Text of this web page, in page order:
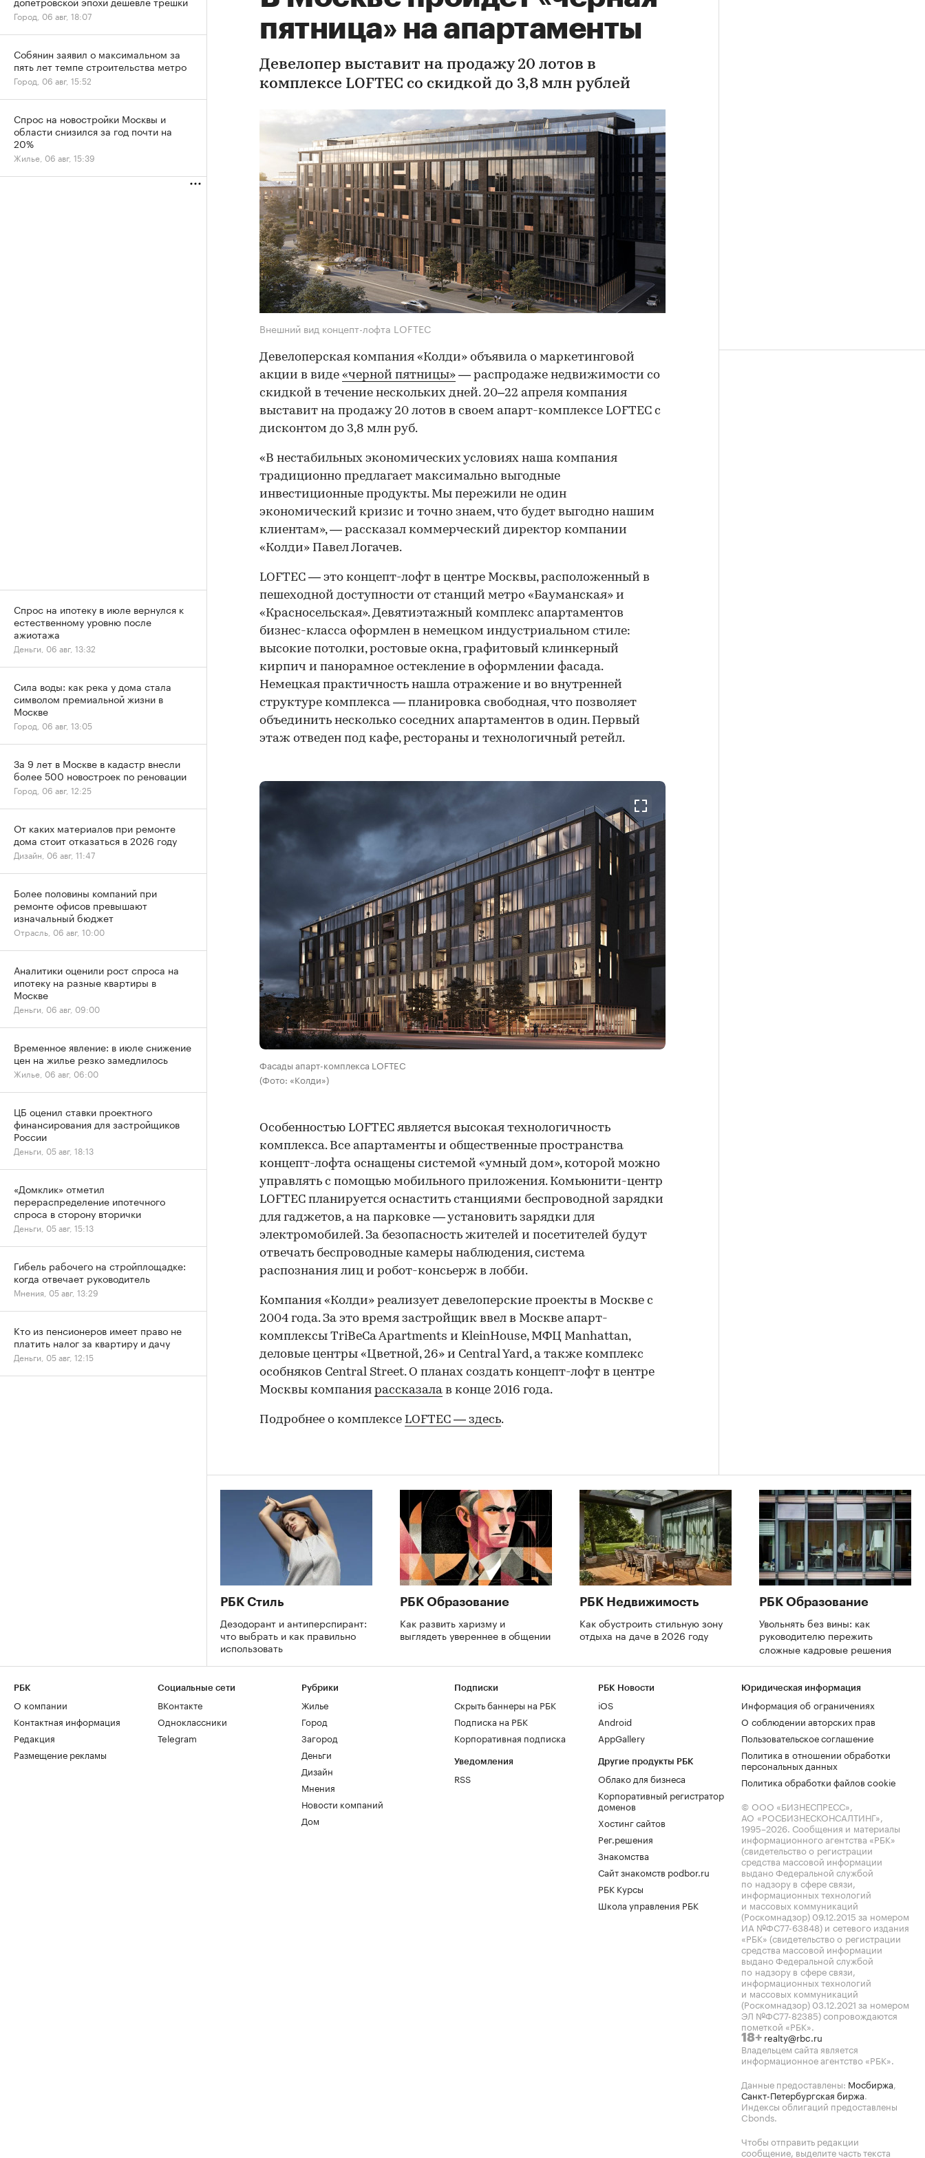
пятница» на апартаменты
Девелопер выставит на продажу 20 лотов в
комплексе LOFTEC со скидкой до 3,8 млн рублей
Внешний вид концепт-лофта LOFTEC
Девелоперская компания «Колди» объявила о маркетинговой
акции в виде «черной пятницы» — распродаже недвижимости со
скидкой в течение нескольких дней. 20–22 апреля компания
выставит на продажу 20 лотов в своем апарт-комплексе LOFTEC с
дисконтом до 3,8 млн руб.
«В нестабильных экономических условиях наша компания
традиционно предлагает максимально выгодные
инвестиционные продукты. Мы пережили не один
экономический кризис и точно знаем, что будет выгодно нашим
клиентам», — рассказал коммерческий директор компании
«Колди» Павел Логачев.
LOFTEC — это концепт-лофт в центре Москвы, расположенный в
пешеходной доступности от станций метро «Бауманская» и
«Красносельская». Девятиэтажный комплекс апартаментов
бизнес-класса оформлен в немецком индустриальном стиле:
высокие потолки, ростовые окна, графитовый клинкерный
кирпич и панорамное остекление в оформлении фасада.
Немецкая практичность нашла отражение и во внутренней
структуре комплекса — планировка свободная, что позволяет
объединить несколько соседних апартаментов в один. Первый
этаж отведен под кафе, рестораны и технологичный ретейл.
Фасады апарт-комплекса LOFTEC
(Фото: «Колди»)
Особенностью LOFTEC является высокая технологичность
комплекса. Все апартаменты и общественные пространства
концепт-лофта оснащены системой «умный дом», которой можно
управлять с помощью мобильного приложения. Комьюнити-центр
LOFTEC планируется оснастить станциями беспроводной зарядки
для гаджетов, а на парковке — установить зарядки для
электромобилей. За безопасность жителей и посетителей будут
отвечать беспроводные камеры наблюдения, система
распознания лиц и робот-консьерж в лобби.
Компания «Колди» реализует девелоперские проекты в Москве с
2004 года. За это время застройщик ввел в Москве апарт-
комплексы TriBeCa Apartments и KleinHouse, МФЦ Manhattan,
деловые центры «Цветной, 26» и Central Yard, а также комплекс
особняков Central Street. О планах создать концепт-лофт в центре
Москвы компания рассказала в конце 2016 года.
Подробнее о комплексе LOFTEС — здесь.
РБК Стиль
Дезодорант и антиперспирант:
что выбрать и как правильно
использовать
РБК Образование
Как развить харизму и
выглядеть увереннее в общении
РБК Недвижимость
Как обустроить стильную зону
отдыха на даче в 2026 году
РБК Образование
Увольнять без вины: как
руководителю пережить
сложные кадровые решения
Город, 06 авг, 18:07
Собянин заявил о максимальном за
пять лет темпе строительства метро
Город, 06 авг, 15:52
Спрос на новостройки Москвы и
области снизился за год почти на
20%
Жилье, 06 авг, 15:39
Спрос на ипотеку в июле вернулся к
естественному уровню после
ажиотажа
Деньги, 06 авг, 13:32
Сила воды: как река у дома стала
символом премиальной жизни в
Москве
Город, 06 авг, 13:05
За 9 лет в Москве в кадастр внесли
более 500 новостроек по реновации
Город, 06 авг, 12:25
От каких материалов при ремонте
дома стоит отказаться в 2026 году
Дизайн, 06 авг, 11:47
Более половины компаний при
ремонте офисов превышают
изначальный бюджет
Отрасль, 06 авг, 10:00
Аналитики оценили рост спроса на
ипотеку на разные квартиры в
Москве
Деньги, 06 авг, 09:00
Временное явление: в июле снижение
цен на жилье резко замедлилось
Жилье, 06 авг, 06:00
ЦБ оценил ставки проектного
финансирования для застройщиков
России
Деньги, 05 авг, 18:13
«Домклик» отметил
перераспределение ипотечного
спроса в сторону вторички
Деньги, 05 авг, 15:13
Гибель рабочего на стройплощадке:
когда отвечает руководитель
Мнения, 05 авг, 13:29
Кто из пенсионеров имеет право не
платить налог за квартиру и дачу
Деньги, 05 авг, 12:15
РБК
О компании
Контактная информация
Редакция
Размещение рекламы
Социальные сети
ВКонтакте
Одноклассники
Telegram
Рубрики
Жилье
Город
Загород
Деньги
Дизайн
Мнения
Новости компаний
Дом
Подписки
Скрыть баннеры на РБК
Подписка на РБК
Корпоративная подписка
Уведомления
RSS
РБК Новости
iOS
Android
AppGallery
Другие продукты РБК
Облако для бизнеса
Корпоративный регистратор
доменов
Хостинг сайтов
Рег.решения
Знакомства
Сайт знакомств podbor.ru
РБК Курсы
Школа управления РБК
Юридическая информация
Информация об ограничениях
О соблюдении авторских прав
Пользовательское соглашение
Политика в отношении обработки
персональных данных
Политика обработки файлов cookie
© ООО «БИЗНЕСПРЕСС»,
АО «РОСБИЗНЕСКОНСАЛТИНГ»,
1995–2026. Сообщения и материалы
информационного агентства «РБК»
(свидетельство о регистрации
средства массовой информации
выдано Федеральной службой
по надзору в сфере связи,
информационных технологий
и массовых коммуникаций
(Роскомнадзор) 09.12.2015 за номером
ИА №ФС77-63848) и сетевого издания
«РБК» (свидетельство о регистрации
средства массовой информации
выдано Федеральной службой
по надзору в сфере связи,
информационных технологий
и массовых коммуникаций
(Роскомнадзор) 03.12.2021 за номером
ЭЛ №ФС77-82385) сопровождаются
пометкой «РБК».
18+ realty@rbc.ru
Владельцем сайта является
информационное агентство «РБК».
Данные предоставлены: Мосбиржа,
Санкт-Петербургская биржа.
Индексы облигаций предоставлены
Cbonds.
Чтобы отправить редакции
сообщение, выделите часть текста